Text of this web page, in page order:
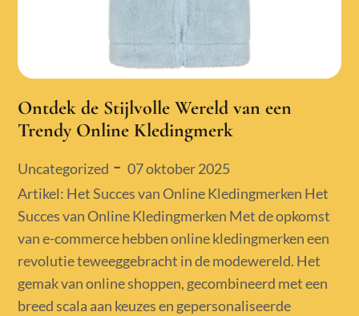
Ontdek de Stijlvolle Wereld van een
Trendy Online Kledingmerk
Uncategorized
Posted
on
07 oktober 2025
Artikel: Het Succes van Online Kledingmerken Het
Succes van Online Kledingmerken Met de opkomst
van e-commerce hebben online kledingmerken een
revolutie teweeggebracht in de modewereld. Het
gemak van online shoppen, gecombineerd met een
breed scala aan keuzes en gepersonaliseerde